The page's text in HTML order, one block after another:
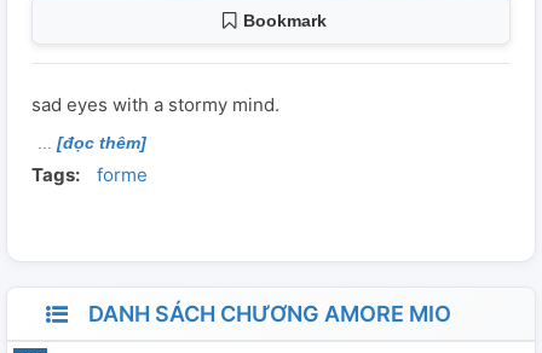
Bookmark
sad eyes with a stormy mind.
[đọc thêm]
Tags: forme
DANH SÁCH CHƯƠNG AMORE MIO